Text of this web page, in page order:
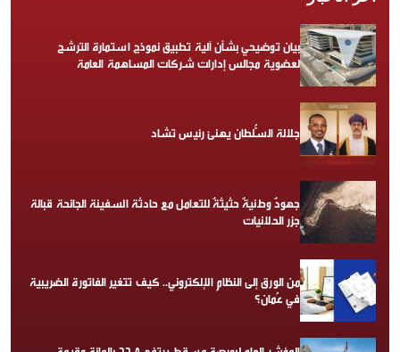
بيان توضيحي بشأن آلية تطبيق نموذج استمارة الترشح
لعضوية مجالس إدارات شركات المساهمة العامة
جلالة السُّلطان يهنئ رئيس تشاد
جهودٌ وطنيةٌ حثيثةٌ للتعامل مع حادثة السفينة الجانحة قبالة
جزر الحلانيات
من الورق إلى النظام الإلكتروني.. كيف تتغير الفاتورة الضريبية
في عُمان؟